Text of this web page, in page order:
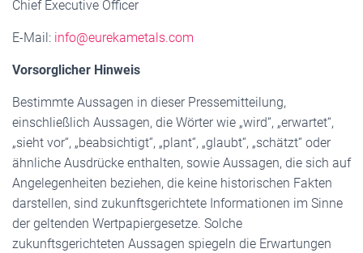
Chief Executive Officer
E-Mail: info@eurekametals.com
Vorsorglicher Hinweis
Bestimmte Aussagen in dieser Pressemitteilung,
einschließlich Aussagen, die Wörter wie „wird“, „erwartet“,
„sieht vor“, „beabsichtigt“, „plant“, „glaubt“, „schätzt“ oder
ähnliche Ausdrücke enthalten, sowie Aussagen, die sich auf
Angelegenheiten beziehen, die keine historischen Fakten
darstellen, sind zukunftsgerichtete Informationen im Sinne
der geltenden Wertpapiergesetze. Solche
zukunftsgerichteten Aussagen spiegeln die Erwartungen